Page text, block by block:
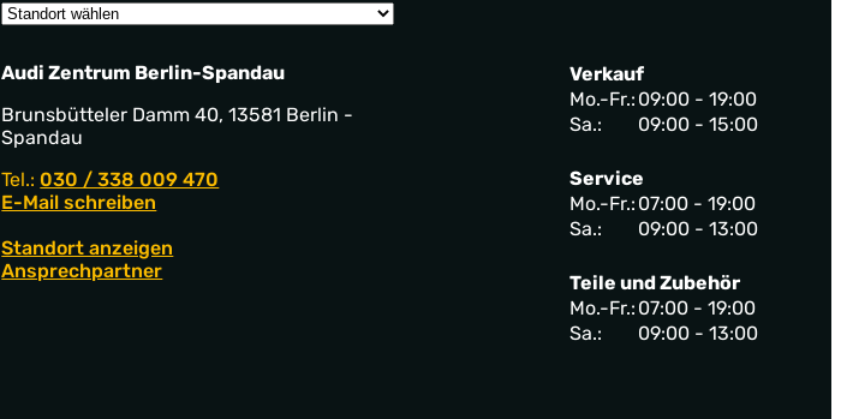
Audi Zentrum Berlin-Spandau
Brunsbütteler Damm 40, 13581 Berlin -
Spandau
Tel.: 030 / 338 009 470
E-Mail schreiben
Standort anzeigen
Ansprechpartner
Verkauf
Mo.-Fr.: 09:00 - 19:00
Sa.:
09:00 - 15:00
Service
Mo.-Fr.: 07:00 - 19:00
Sa.:
09:00 - 13:00
Teile und Zubehör
Mo.-Fr.: 07:00 - 19:00
Sa.:
09:00 - 13:00